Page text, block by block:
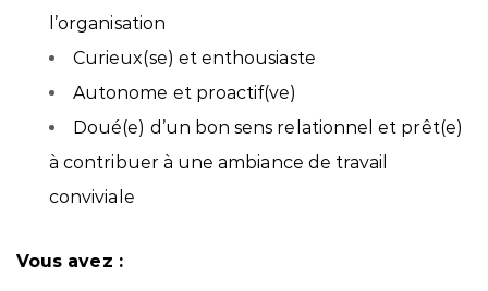
l’organisation
Curieux(se) et enthousiaste
Autonome et proactif(ve)
Doué(e) d’un bon sens relationnel et prêt(e)
à contribuer à une ambiance de travail
conviviale
Vous avez :